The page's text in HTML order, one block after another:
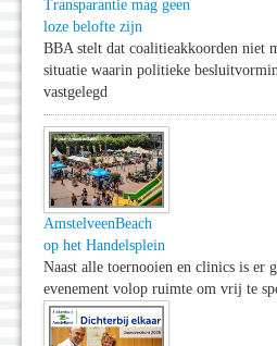
Transparantie mag geen
loze belofte zijn
BBA stelt dat coalitieakkoorden niet
situatie waarin politieke
vastgelegd
AmstelveenBeach
op het Handelsplein
Naast alle toernooien en clinics is er
evenement volop ruimte om vrij te